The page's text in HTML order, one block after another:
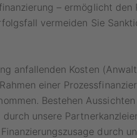
– ermöglicht
vermeiden Sie
anfallenden Kosten
einer
Bestehen
unsere
durch